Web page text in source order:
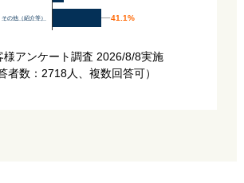
その他（紹介等） 41.1%
41.1%
アンケート調査 2026/8/8実施
者数：2718人、複数回答可）